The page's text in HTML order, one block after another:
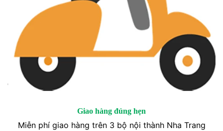
Giao hàng đúng hẹn
Miễn phí giao hàng trên 3 bộ nội thành Nha Trang